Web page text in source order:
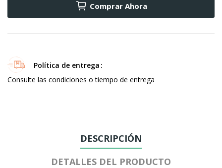
Comprar Ahora
Política de entrega
Consulte las condiciones o tiempo de entrega
DESCRIPCIÓN
DETALLES DEL PRODUCTO